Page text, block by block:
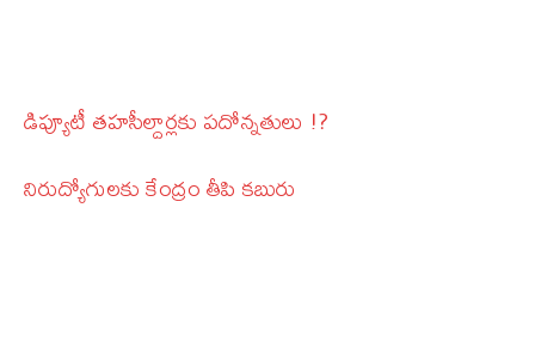
డిప్యూటీ తహసీల్దార్లకు పదోన్నతులు !?
నిరుద్యోగులకు కేంద్రం తీపి కబురు